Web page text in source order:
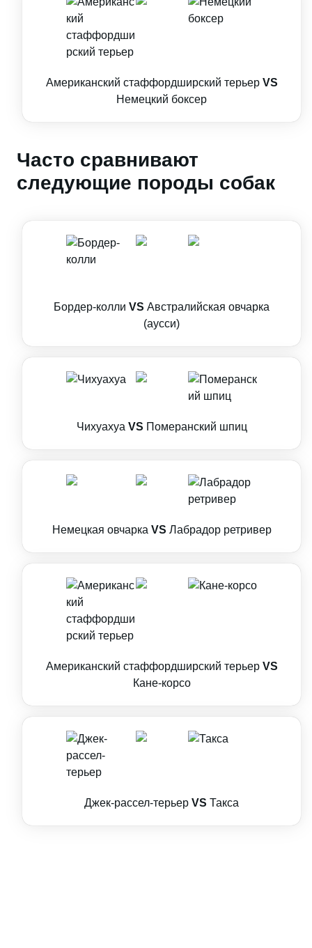
Американский стаффордширский терьер VS
Немецкий боксер
Часто сравнивают
следующие породы собак
Бордер-колли VS Австралийская овчарка
(аусси)
Чихуахуа VS Померанский шпиц
Немецкая овчарка VS Лабрадор ретривер
Американский стаффордширский терьер VS
Кане-корсо
Джек-рассел-терьер VS Такса